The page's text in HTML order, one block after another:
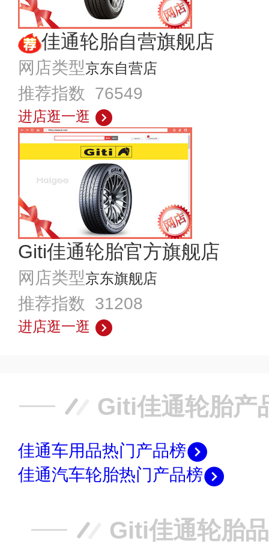
佳通轮胎自营旗舰店
网店类型京东自营店
推荐指数 76549
进店逛一逛
Giti佳通轮胎官方旗舰店
网店类型京东旗舰店
推荐指数 31208
进店逛一逛
Giti佳通轮胎产
佳通车用品热门产品榜
佳通汽车轮胎热门产品榜
Giti佳通轮胎